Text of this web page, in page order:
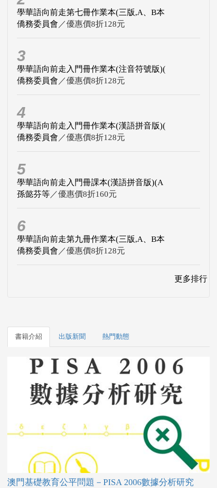
學華語向前走第七冊作業本(三版,A、B本
僑務委員會 ／優惠價8折128元
3
學華語向前走入門冊作業本(注音符號版)(
僑務委員會 ／優惠價8折128元
4
學華語向前走入門冊作業本(漢語拼音版)(
僑務委員會 ／優惠價8折128元
5
學華語向前走入門冊課本(漢語拼音版)(A
孫懿芬等／優惠價8折160元
6
學華語向前走第九冊作業本(三版,A、B本
僑務委員會 ／優惠價8折128元
更多排行
書籍介紹 出版新聞 熱門動態
澳門基礎教育公平問題－PISA 2006數據分析研究